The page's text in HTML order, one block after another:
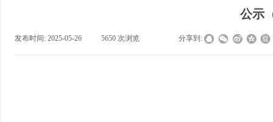
公示
发布时间: 2025-05-26 5650 次浏览 分享到: